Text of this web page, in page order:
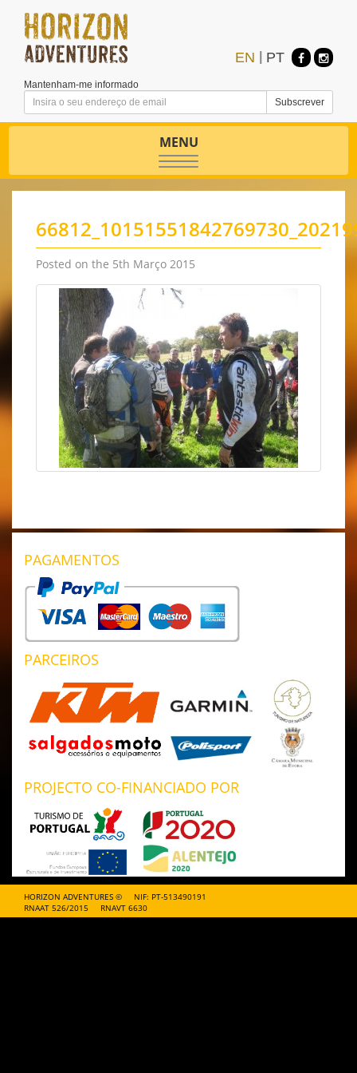
Mantenham-me informado
EN PT
Toggle
navigation
MENU
Posted on the 5th Março 2015
PAGAMENTOS
PARCEIROS
PROJECTO CO-FINANCIADO POR
HORIZON ADVENTURES ©
NIF: PT-513490191
RNAAT 526/2015
RNAVT 6630